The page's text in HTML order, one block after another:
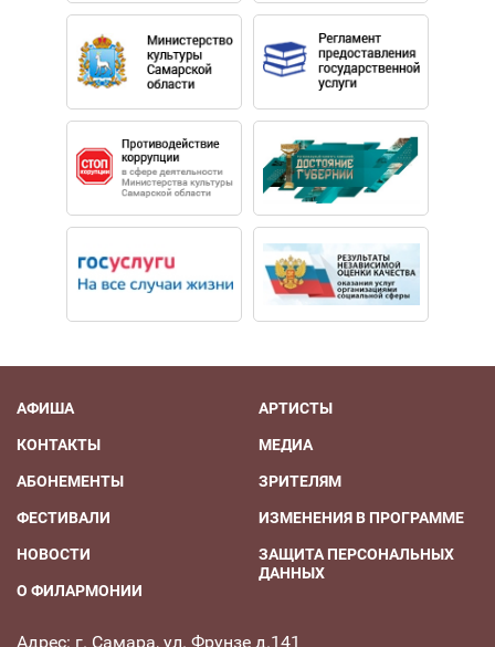
АФИША
КОНТАКТЫ
АБОНЕМЕНТЫ
ФЕСТИВАЛИ
НОВОСТИ
О ФИЛАРМОНИИ
АРТИСТЫ
МЕДИА
ЗРИТЕЛЯМ
ИЗМЕНЕНИЯ В ПРОГРАММЕ
ЗАЩИТА ПЕРСОНАЛЬНЫХ
ДАННЫХ
Адрес: г. Самара, ул. Фрунзе д.141